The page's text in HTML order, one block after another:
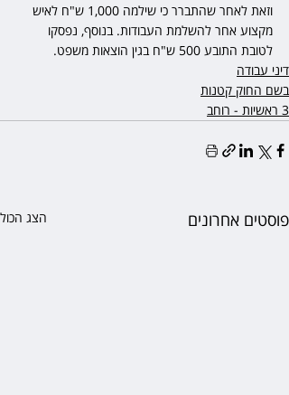
וזאת לאחר שהתברר כי שילמה 1,000 ש"ח לאיש
מקצוע אחר להשלמת העבודות. בנוסף, נפסקו
לטובת התובע 500 ש"ח בגין הוצאות משפט.
דיני עבודה
בשם החוק קטנות
3 ראשיות - רוחב
פוסטים אחרונים הצג הכול